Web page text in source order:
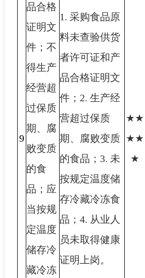
9
品合格
证明文
件；不
得生产
经营超
过保质
期、腐
败变质
的食
品；应
当按规
定温度
储存冷
藏冷冻
1. 采购食品原
料未查验供货
者许可证和产
品合格证明文
件；2. 生产经
营超过保质
期、腐败变质
的食品；3. 未
按规定温度储
存冷藏冷冻食
品；4. 从业人
员未取得健康
证明上岗。
★★
★★
★